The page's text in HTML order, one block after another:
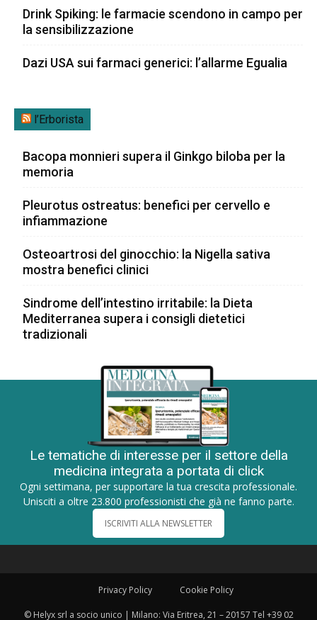
Drink Spiking: le farmacie scendono in campo per
la sensibilizzazione
Dazi USA sui farmaci generici: l’allarme Egualia
l’Erborista
Bacopa monnieri supera il Ginkgo biloba per la
memoria
Pleurotus ostreatus: benefici per cervello e
infiammazione
Osteoartrosi del ginocchio: la Nigella sativa
mostra benefici clinici
Sindrome dell’intestino irritabile: la Dieta
Mediterranea supera i consigli dietetici
tradizionali
Le tematiche di interesse per il settore della
medicina integrata a portata di click
Ogni settimana, per supportare la tua crescita professionale.
Unisciti a oltre 23.800 professionisti che già ne fanno parte.
ISCRIVITI ALLA NEWSLETTER
Privacy Policy Cookie Policy
© Helyx srl a socio unico | Milano: Via Eritrea, 21 – 20157 Tel +39 02